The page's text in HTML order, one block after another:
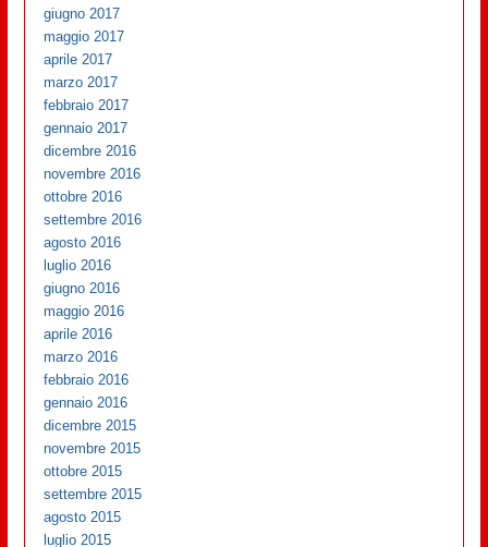
giugno 2017
maggio 2017
aprile 2017
marzo 2017
febbraio 2017
gennaio 2017
dicembre 2016
novembre 2016
ottobre 2016
settembre 2016
agosto 2016
luglio 2016
giugno 2016
maggio 2016
aprile 2016
marzo 2016
febbraio 2016
gennaio 2016
dicembre 2015
novembre 2015
ottobre 2015
settembre 2015
agosto 2015
luglio 2015